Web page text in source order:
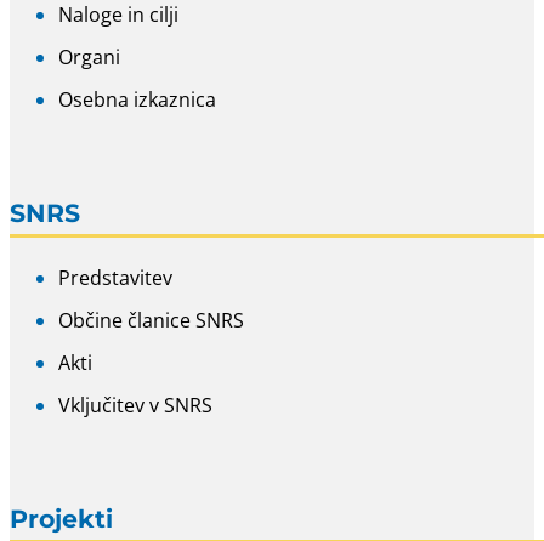
Naloge in cilji
Organi
Osebna izkaznica
SNRS
Predstavitev
Občine članice SNRS
Akti
Vključitev v SNRS
Projekti